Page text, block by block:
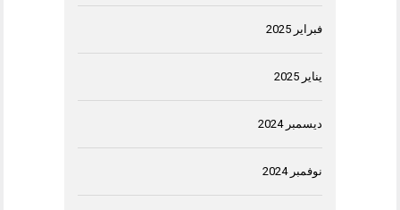
فبراير 2025
يناير 2025
ديسمبر 2024
نوفمبر 2024